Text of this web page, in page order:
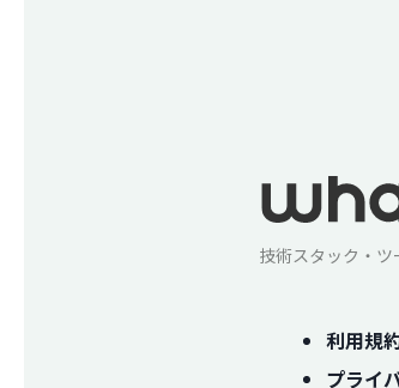
技術スタック・
利用規
プライ